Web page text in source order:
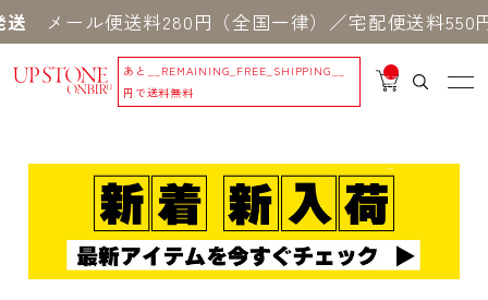
ル便送料280円（全国一律）／宅配便送料550円 ※
あと
__REMAINING_FREE_SHIPPING__
円で送料無料
__
IT
_